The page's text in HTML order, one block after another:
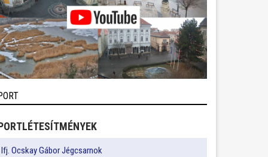
Ifj. Ocskay Gábor Jégcsarnok